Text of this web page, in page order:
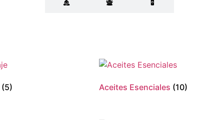
(5) Aceites Esenciales (10)